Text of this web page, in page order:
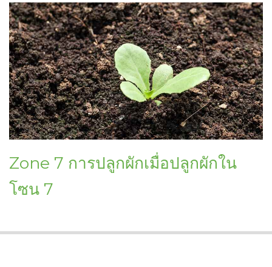
Zone 7 การปลูกผักเมื่อปลูกผักใน
โซน 7